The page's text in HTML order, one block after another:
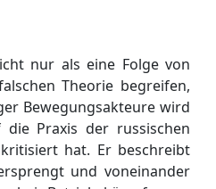
nur als eine Folge von
Theorie begreifen,
Bewegungsakteure wird
Praxis der russischen
hat. Er beschreibt
und voneinander